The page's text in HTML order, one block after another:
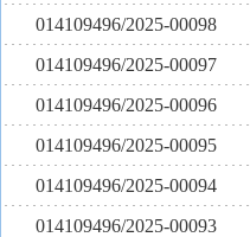
014109496/2025-00098
014109496/2025-00097
014109496/2025-00096
014109496/2025-00095
014109496/2025-00094
014109496/2025-00093